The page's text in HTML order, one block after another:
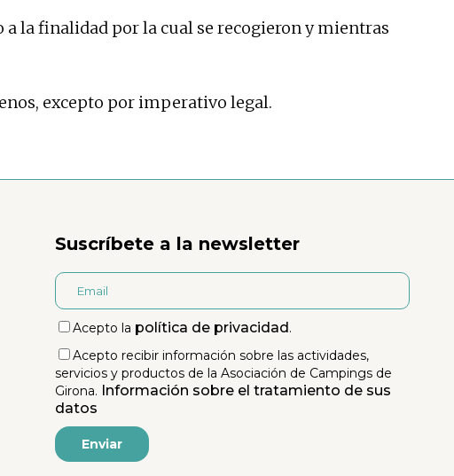
la finalidad por la cual se recogieron y mientras
excepto por imperativo legal.
Suscríbete a la newsletter
Acepto la política de privacidad.
Acepto recibir información sobre las actividades,
servicios y productos de la Asociación de Campings de
Girona. Información sobre el tratamiento de sus
datos